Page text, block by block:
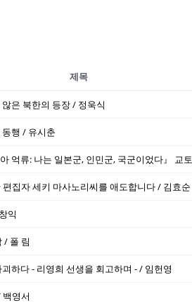
제목
은 북한의 등장 / 정욱식
행 / 유시춘
집자 세키 마사노리씨를 애도합니다 / 김효순
익
/ 폴 림
하다 - 리영희 선생을 회고하며 - / 임헌영
영서